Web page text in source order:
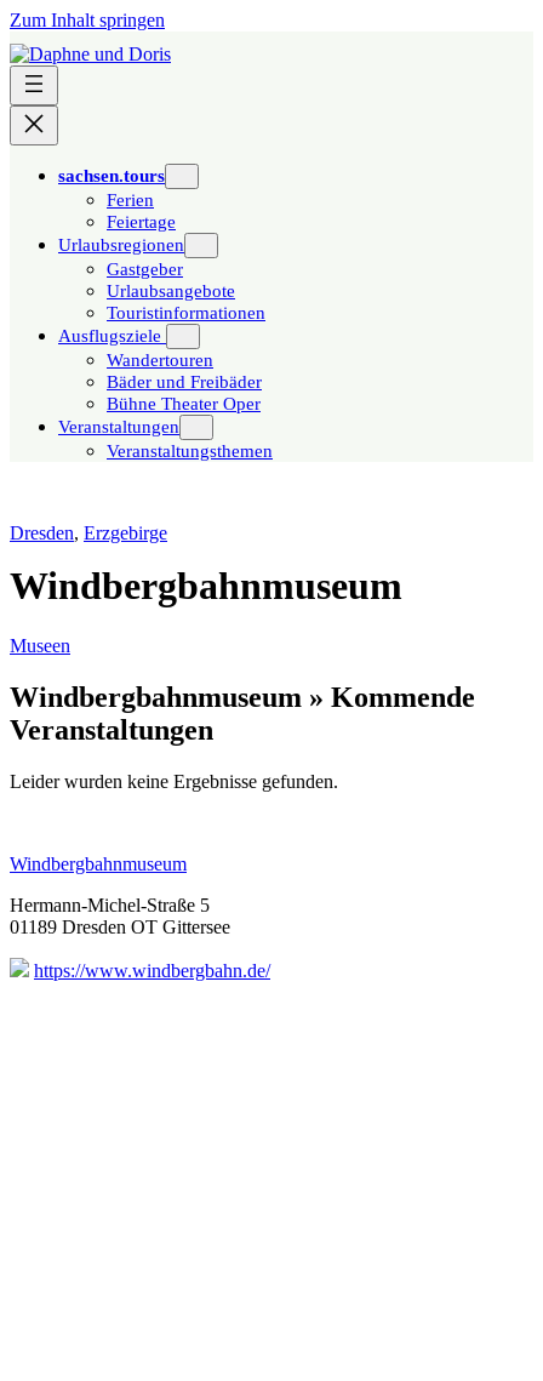
Zum Inhalt springen
sachsen.tours
Ferien
Feiertage
Urlaubsregionen
Gastgeber
Urlaubsangebote
Touristinformationen
Ausflugsziele
Wandertouren
Bäder und Freibäder
Bühne Theater Oper
Veranstaltungen
Veranstaltungsthemen
Dresden, Erzgebirge
Windbergbahnmuseum
Museen
Windbergbahnmuseum » Kommende
Veranstaltungen
Leider wurden keine Ergebnisse gefunden.
Windbergbahnmuseum
Hermann-Michel-Straße 5
01189 Dresden OT Gittersee
https://www.windbergbahn.de/